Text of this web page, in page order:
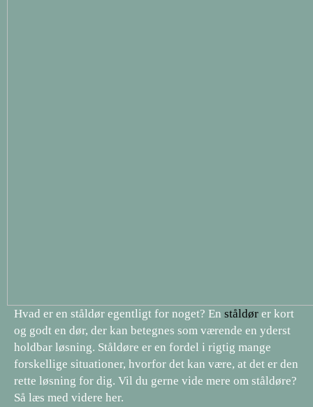
Hvad er en ståldør egentligt for noget? En ståldør er kort
og godt en dør, der kan betegnes som værende en yderst
holdbar løsning. Ståldøre er en fordel i rigtig mange
forskellige situationer, hvorfor det kan være, at det er den
rette løsning for dig. Vil du gerne vide mere om ståldøre?
Så læs med videre her.